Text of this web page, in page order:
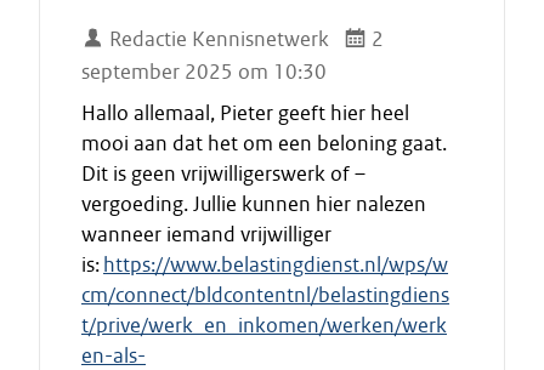
Redactie Kennisnetwerk
2
september 2025 om 10:30
Hallo allemaal, Pieter geeft hier heel
mooi aan dat het om een beloning gaat.
Dit is geen vrijwilligerswerk of –
vergoeding. Jullie kunnen hier nalezen
wanneer iemand vrijwilliger
is: https://www.belastingdienst.nl/wps/w
cm/connect/bldcontentnl/belastingdiens
t/prive/werk_en_inkomen/werken/werk
en-als-